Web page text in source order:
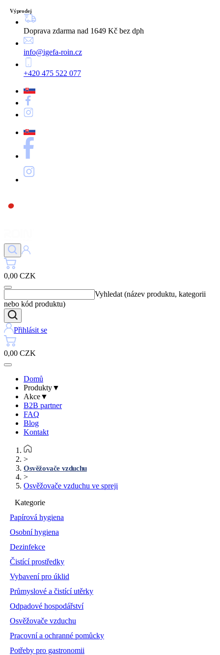
Doprava zdarma nad 1649 Kč bez dph
info@igefa-roin.cz
+420 475 522 077
0,00 CZK
Vyhledat (název produktu, kategorii
nebo kód produktu)
Přihlásit se
0,00 CZK
Domů
Produkty▼
Akce▼
B2B partner
FAQ
Blog
Kontakt
>
Osvěžovače vzduchu
>
Osvěžovače vzduchu ve spreji
Kategorie
Papírová hygiena
Osobní hygiena
Dezinfekce
Čistící prostředky
Vybavení pro úklid
Průmyslové a čistící utěrky
Odpadové hospodářství
Osvěžovače vzduchu
Pracovní a ochranné pomůcky
Potřeby pro gastronomii
Výprodej